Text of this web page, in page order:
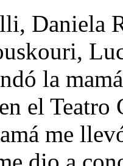
Daniela
la
el
me